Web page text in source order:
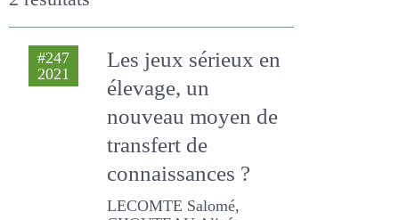
2 résultats
#247
Les jeux sérieux en
élevage, un
nouveau moyen de
transfert de
connaissances ?